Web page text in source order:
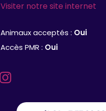
Visiter notre site internet
Animaux acceptés : Oui
Accès PMR : Oui